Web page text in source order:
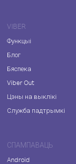
VIBER
Функцыі
Блог
Бяспека
Viber Out
Цэны на выклікі
Служба падтрымкі
СПАМПАВАЦЬ
Android